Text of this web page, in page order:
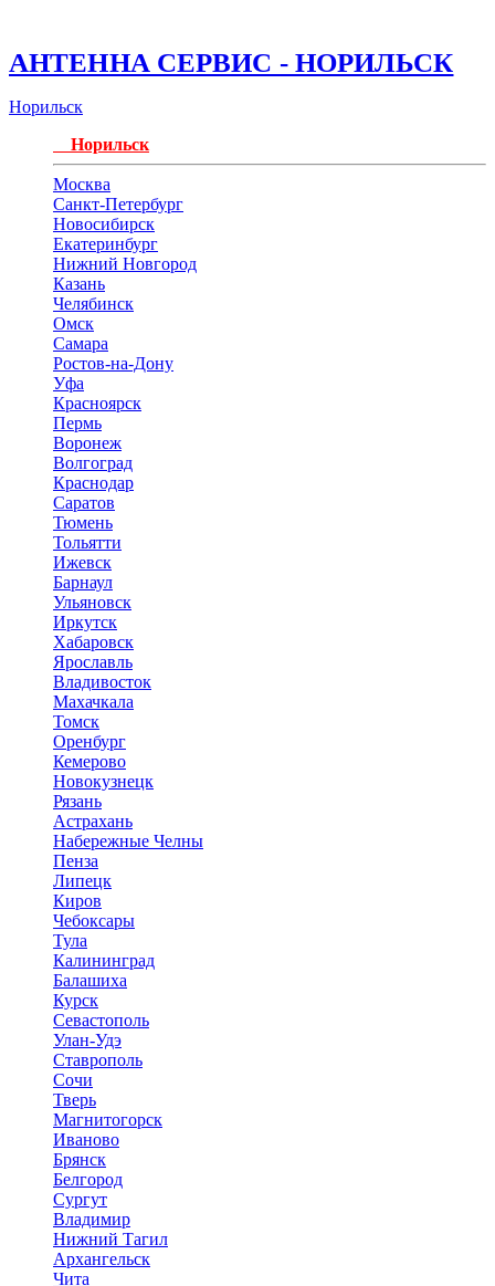
АНТЕННА СЕРВИС - НОРИЛЬСК
Норильск
Норильск
Москва
Санкт-Петербург
Новосибирск
Екатеринбург
Нижний Новгород
Казань
Челябинск
Омск
Самара
Ростов-на-Дону
Уфа
Красноярск
Пермь
Воронеж
Волгоград
Краснодар
Саратов
Тюмень
Тольятти
Ижевск
Барнаул
Ульяновск
Иркутск
Хабаровск
Ярославль
Владивосток
Махачкала
Томск
Оренбург
Кемерово
Новокузнецк
Рязань
Астрахань
Набережные Челны
Пенза
Липецк
Киров
Чебоксары
Тула
Калининград
Балашиха
Курск
Севастополь
Улан-Удэ
Ставрополь
Сочи
Тверь
Магнитогорск
Иваново
Брянск
Белгород
Сургут
Владимир
Нижний Тагил
Архангельск
Чита